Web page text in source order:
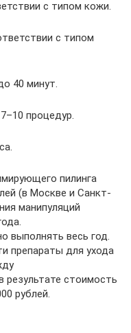
с типом кожи.
с типом
40 минут.
процедур.
пилинга
(в Москве и Санкт-
манипуляций
выполнять весь год.
препараты для ухода
стоимость
рублей.